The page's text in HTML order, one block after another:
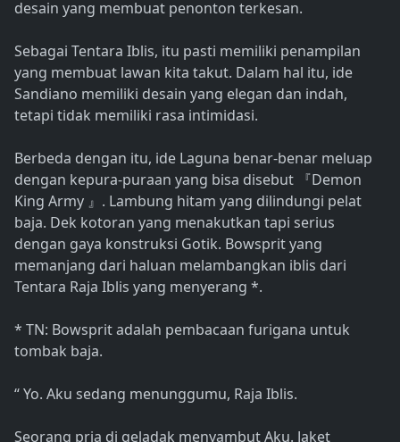
desain yang membuat penonton terkesan.
Sebagai Tentara Iblis, itu pasti memiliki penampilan
yang membuat lawan kita takut. Dalam hal itu, ide
Sandiano memiliki desain yang elegan dan indah,
tetapi tidak memiliki rasa intimidasi.
Berbeda dengan itu, ide Laguna benar-benar meluap
dengan kepura-puraan yang bisa disebut 『Demon
King Army 』. Lambung hitam yang dilindungi pelat
baja. Dek kotoran yang menakutkan tapi serius
dengan gaya konstruksi Gotik. Bowsprit yang
memanjang dari haluan melambangkan iblis dari
Tentara Raja Iblis yang menyerang *.
* TN: Bowsprit adalah pembacaan furigana untuk
tombak baja.
“ Yo. Aku sedang menunggumu, Raja Iblis.
Seorang pria di geladak menyambut Aku. Jaket